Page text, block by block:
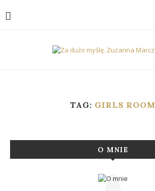
TAG: GIRLS ROOM
O MNIE